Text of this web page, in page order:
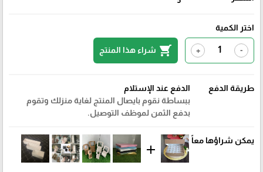
اختر الكمية
-
+
shopping_cart شراء هذا المنتج
طريقة الدفع
الدفع عند الإستلام
ببساطة نقوم بايصال المنتج لغاية منزلك وتقوم
بدفع الثمن لموظف التوصيل.
يمكن شراؤها معاً
add